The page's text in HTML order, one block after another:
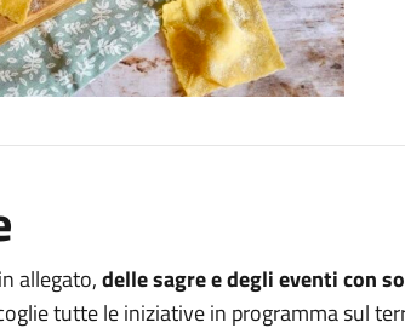
in allegato,delle sagre e degli eventi con
tutte le iniziative in programma sul